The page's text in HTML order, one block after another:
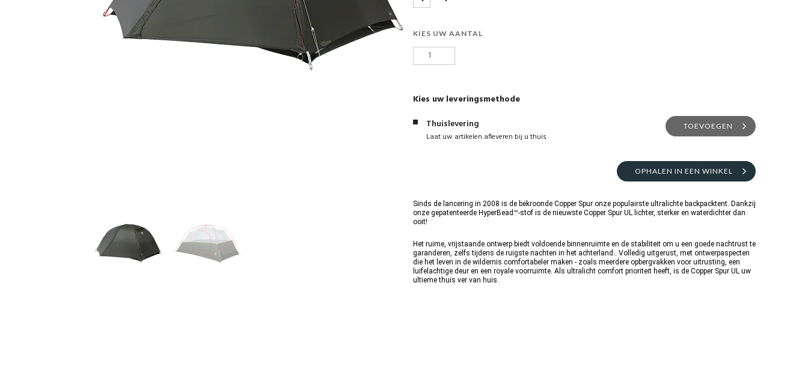
KIES UW AANTAL
Kies uw leveringsmethode
Thuislevering
Laat uw artikelen afleveren bij u thuis
TOEVOEGEN
OPHALEN IN EEN WINKEL
Sinds de lancering in 2008 is de bekroonde Copper Spur onze populairste ultralichte backpacktent Dankzij
onze gepatenteerde HyperBead™-stof is de nieuwste Copper Spur UL lichter, sterker en waterdichter dan
ooit!
Het ruime, vrijstaande ontwerp biedt voldoende binnenruimte en de stabiliteit om u een goede nachtrust te
garanderen, zelfs tijdens de ruigste nachten in het achterland.. Volledig uitgerust, met ontwerpaspecten
die het leven in de wildernis comfortabeler maken - zoals meerdere opbergvakken voor uitrusting, een
luifelachtige deur en een royale voorruimte. Als ultralicht comfort prioriteit heeft, is de Copper Spur UL uw
ultieme thuis ver van huis.